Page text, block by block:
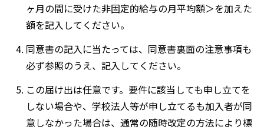
ヶ月の間に受けた非固定的給与の月平均額＞を加えた
額を記入してください。
同意書の記入に当たっては、同意書裏面の注意事項も
必ず参照のうえ、記入してください。
この届け出は任意です。要件に該当しても申し立てを
しない場合や、学校法人等が申し立てるも加入者が同
意しなかった場合は、通常の随時改定の方法により標